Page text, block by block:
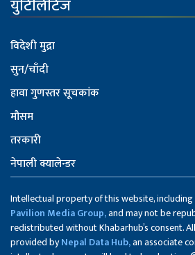
युटिलिटिज
विदेशी मुद्रा
सुन/चाँदी
हावा गुणस्तर सूचकांक
मौसम
तरकारी
नेपाली क्यालेन्डर
Intellectual property of this website,
Pavilion Media Group,and may not be
redistributed without Khabarhub’s consent.
provided byNepal Data Hub,an associate